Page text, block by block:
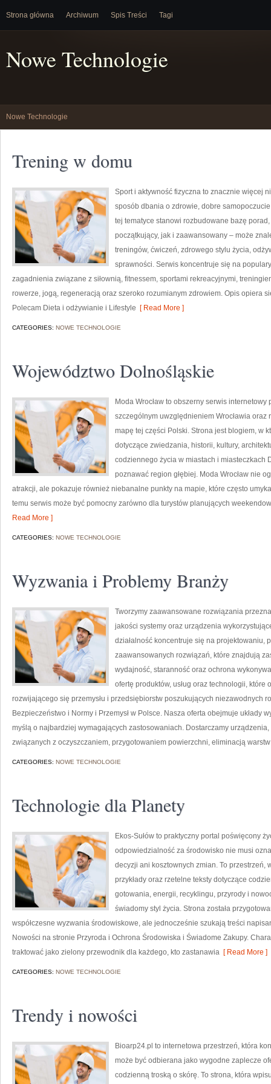
Strona główna Archiwum Spis Treści Tagi
Nowe Technologie
Nowe Technologie
Trening w domu
Sport i aktywność fizyczna to znacznie więcej
sposób dbania o zdrowie, dobre
tej tematyce stanowi rozbudowane bazę
początkujący, jak i zaawansowany – może
treningów, ćwiczeń, zdrowego stylu życia,
sprawności. Serwis koncentruje się na
zagadnienia związane z siłownią, fitnessem, sportami rekreacyjnymi,
rowerze, jogą, regeneracją oraz szeroko rozumianym zdrowiem. Opis opiera
Polecam Dieta i odżywianie i Lifestyle [ Read More ]
CATEGORIES: NOWE TECHNOLOGIE
Województwo Dolnośląskie
Moda Wrocław to obszerny serwis
szczególnym uwzględnieniem Wrocławia
mapę tej części Polski. Strona jest blogiem, w
dotyczące zwiedzania, historii, kultury,
codziennego życia w miastach i miasteczkach
poznawać region głębiej. Moda Wrocław nie
atrakcji, ale pokazuje również niebanalne punkty na mapie, które często
temu serwis może być pomocny zarówno dla turystów planujących
Read More ]
CATEGORIES: NOWE TECHNOLOGIE
Wyzwania i Problemy Branży
Tworzymy zaawansowane rozwiązania
jakości systemy oraz urządzenia
działalność koncentruje się na projektowaniu,
zaawansowanych rozwiązań, które znajdują
wydajność, staranność oraz ochrona
ofertę produktów, usług oraz technologii,
rozwijającego się przemysłu i przedsiębiorstw poszukujących niezawodnych
Bezpieczeństwo i Normy i Przemysł w Polsce. Nasza oferta obejmuje układy
myślą o najbardziej wymagających zastosowaniach. Dostarczamy
związanych z oczyszczaniem, przygotowaniem powierzchni, eliminacją
CATEGORIES: NOWE TECHNOLOGIE
Technologie dla Planety
Ekos-Sułów to praktyczny portal poświęcony
odpowiedzialność za środowisko nie musi
decyzji ani kosztownych zmian. To przestrzeń,
przykłady oraz rzetelne teksty dotyczące
gotowania, energii, recyklingu, przyrody i
świadomy styl życia. Strona została
współczesne wyzwania środowiskowe, ale jednocześnie szukają treści
Nowości na stronie Przyroda i Ochrona Środowiska i Świadome Zakupy.
traktować jako zielony przewodnik dla każdego, kto zastanawia [ Read More ]
CATEGORIES: NOWE TECHNOLOGIE
Trendy i nowości
Bioarp24.pl to internetowa przestrzeń, która
może być odbierana jako wygodne zaplecze
codzienną troską o skórę. To strona, która